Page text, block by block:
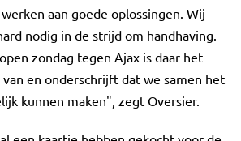
aan goede oplossingen. Wij
nodig in de strijd om handhaving.
zondag tegen Ajax is daar het
en onderschrijft dat we samen het
kunnen maken", zegt Oversier.